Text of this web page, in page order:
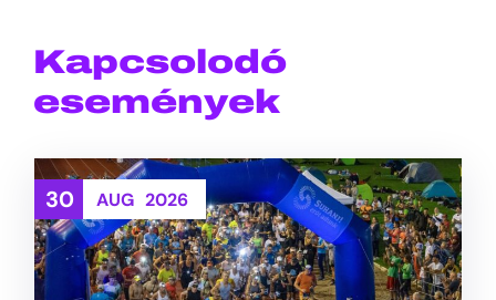
Kapcsolodó
események
30 AUG 2026